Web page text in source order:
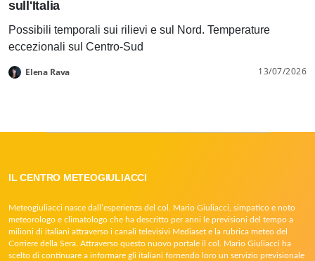
sull'Italia
Possibili temporali sui rilievi e sul Nord. Temperature
eccezionali sul Centro-Sud
Elena Rava 13/07/2026
IL CENTRO METEOGIULIACCI
Meteogiuliacci nasce dall’esperienza del col. Mario Giuliacci, simpatico e noto
meteorologo e climatologo che ha descritto per anni le previsioni del tempo a
milioni di italiani attraverso i canali televisivi Mediaset e la rubrica meteo del
Corriere della Sera. Attraverso questo nuovo portale il col. Mario Giuliacci ha
scelto di continuare a informare gli italiani fornendo loro un servizio previsionale